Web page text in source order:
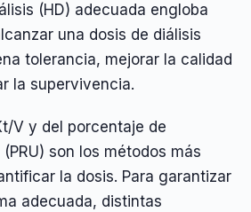
(HD) adecuada engloba
una dosis de diálisis
tolerancia, mejorar la calidad
la supervivencia.
V y del porcentaje de
son los métodos más
la dosis. Para garantizar
adecuada, distintas